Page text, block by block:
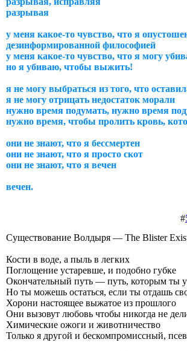
разрывая
у меня какое-то чувство, что я
дезинформированной философией
у меня какое-то чувство, что я могу
но я убиваю, чтобы выжить!
я не могу выбраться из того, что
я не могу отрицать недостаток морали
нужно время подумать, нужно время
нужно время, чтобы пролить кровь,
они не знают, что я бессмертен
они не знают, что я просто скот
они не знают, что я вечен
вечен.
#
Существование Волдыря — The Blister
Кости в воде, а пыль в легких
Поглощение устаревше, и подобно губке
Окончательный путь — путь, которым ты
Но ты можешь остаться, если ты отдашь
Хорони настоящее выжатое из прошлого
Они вызовут любовь чтобы никогда не
Химические ожоги и животничество
Только я другой и бескомпромиссный,